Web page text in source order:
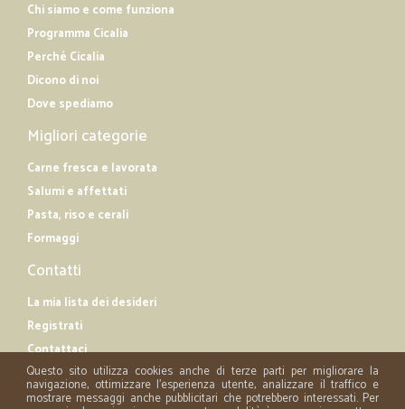
Chi siamo e come funziona
Programma Cicalia
Perché Cicalia
Dicono di noi
Dove spediamo
Migliori categorie
Carne fresca e lavorata
Salumi e affettati
Pasta, riso e cerali
Formaggi
Contatti
La mia lista dei desideri
Registrati
Contattaci
Questo sito utilizza cookies anche di terze parti per migliorare la
navigazione, ottimizzare l'esperienza utente, analizzare il traffico e
mostrare messaggi anche pubblicitari che potrebbero interessati. Per